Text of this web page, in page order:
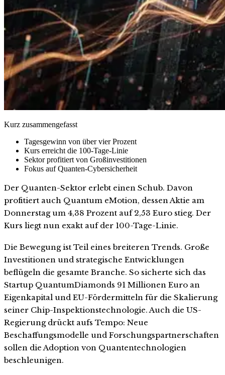
Kurz zusammengefasst
Tagesgewinn von über vier Prozent
Kurs erreicht die 100-Tage-Linie
Sektor profitiert von Großinvestitionen
Fokus auf Quanten-Cybersicherheit
Der Quanten-Sektor erlebt einen Schub. Davon
profitiert auch Quantum eMotion, dessen Aktie am
Donnerstag um 4,38 Prozent auf 2,53 Euro stieg. Der
Kurs liegt nun exakt auf der 100-Tage-Linie.
Die Bewegung ist Teil eines breiteren Trends. Große
Investitionen und strategische Entwicklungen
beflügeln die gesamte Branche. So sicherte sich das
Startup QuantumDiamonds 91 Millionen Euro an
Eigenkapital und EU-Fördermitteln für die Skalierung
seiner Chip-Inspektionstechnologie. Auch die US-
Regierung drückt aufs Tempo: Neue
Beschaffungsmodelle und Forschungspartnerschaften
sollen die Adoption von Quantentechnologien
beschleunigen.